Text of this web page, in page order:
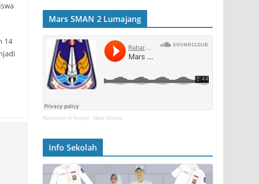
14
Mars SMAN 2 Lumajang
Rahardian Al Rosyid · Mars Smada
Info Sekolah